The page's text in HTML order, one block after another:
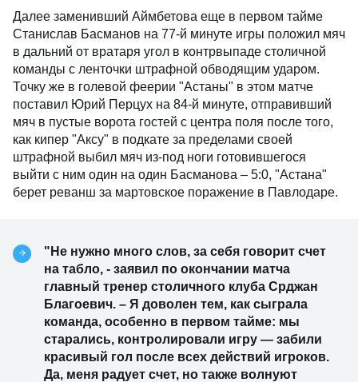
Далее заменивший Аймбетова еще в первом тайме
Станислав Басманов на 77-й минуте игры положил мяч
в дальний от вратаря угол в контрвыпаде столичной
команды с ленточки штрафной обводящим ударом.
Точку же в голевой феерии "Астаны" в этом матче
поставил Юрий Перцух на 84-й минуте, отправивший
мяч в пустые ворота гостей с центра поля после того,
как кипер "Аксу" в подкате за пределами своей
штрафной выбил мяч из-под ноги готовившегося
выйти с ним один на один Басманова – 5:0, "Астана"
берет реванш за мартовское поражение в Павлодаре.
"Не нужно много слов, за себя говорит счет
на табло, - заявил по окончании матча
главный тренер столичного клуба Срджан
Благоевич. – Я доволен тем, как сыграла
команда, особенно в первом тайме: мы
старались, контролировали игру — забили
красивый гол после всех действий игроков.
Да, меня радует счет, но также волнуют